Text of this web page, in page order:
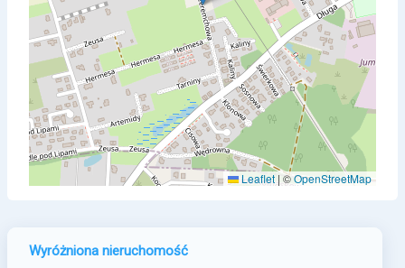
Leaflet | ©OpenStreetMap
Wyróżniona nieruchomość